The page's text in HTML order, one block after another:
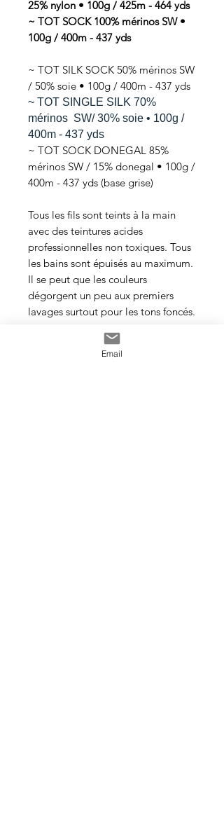
25% nylon • 100g / 425m - 464 yds
~ TOT SOCK 100% mérinos SW •
100g / 400m - 437 yds
~ TOT SILK SOCK 50% mérinos SW
/ 50% soie • 100g / 400m - 437 yds
~ TOT SINGLE SILK 70%
mérinos SW/ 30% soie • 100g /
400m - 437 yds
~ TOT SOCK DONEGAL 85%
mérinos SW / 15% donegal • 100g /
400m - 437 yds (base grise)
Tous les fils sont teints à la main
avec des teintures acides
professionnelles non toxiques. Tous
les bains sont épuisés au maximum.
Il se peut que les couleurs
dégorgent un peu aux premiers
lavages surtout pour les tons foncés.
Cette photo est un exemple de la
couleur que vous recevrez. J’utilise
Email